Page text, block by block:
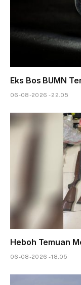
Eks Bos BUMN
06-08-2026 - 22.05
Heboh Temuan
06-08-2026 - 18.05